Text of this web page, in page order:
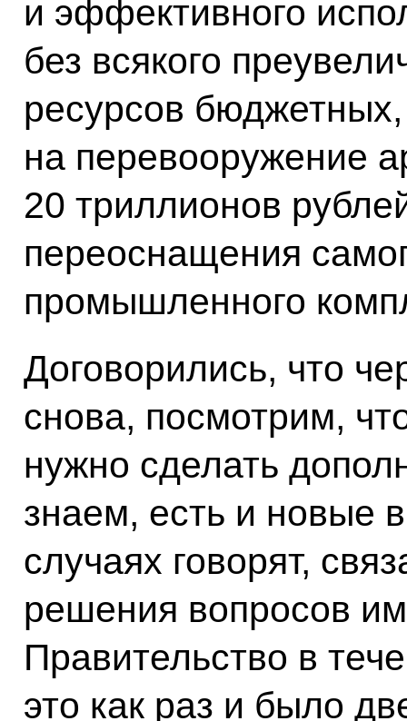
и эффективного
без всякого
ресурсов
на перевооружение
20 триллионов
переоснащения
промышленного
Договорились, что
снова, посмотрим,
нужно сделать
знаем, есть и новые
случаях говорят,
решения вопросов
Правительство в
это как раз и было